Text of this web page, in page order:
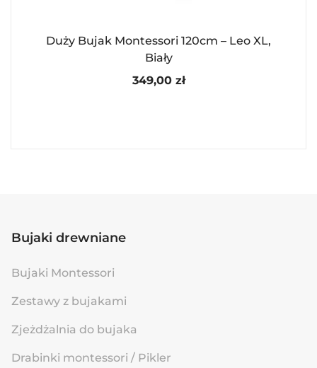
Duży Bujak Montessori 120cm – Leo XL,
Biały
349,00 zł
Bujaki drewniane
Bujaki Montessori
Zestawy z bujakami
Zjeżdżalnia do bujaka
Drabinki montessori / Pikler